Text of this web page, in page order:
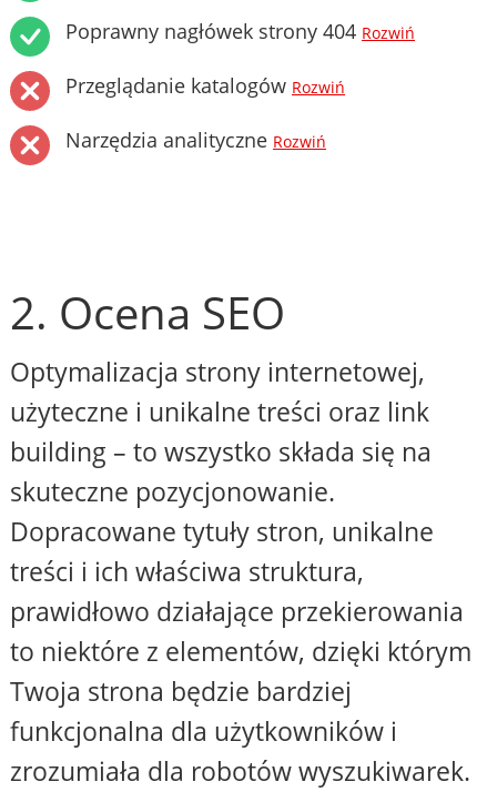
Poprawny nagłówek strony 404 Rozwiń
Przeglądanie katalogów Rozwiń
Narzędzia analityczne Rozwiń
2. Ocena SEO
Optymalizacja strony internetowej,
użyteczne i unikalne treści oraz link
building – to wszystko składa się na
skuteczne pozycjonowanie.
Dopracowane tytuły stron, unikalne
treści i ich właściwa struktura,
prawidłowo działające przekierowania
to niektóre z elementów, dzięki którym
Twoja strona będzie bardziej
funkcjonalna dla użytkowników i
zrozumiała dla robotów wyszukiwarek.